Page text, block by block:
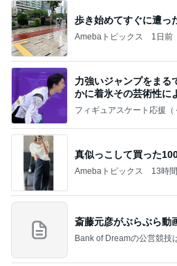
歩き始めてすぐに遭っ
Amebaトピックス 1日前
力強いジャンプをまる
かに着氷その芸術性に
なす
フィギュアスケート応援（
真似っこして買った
Amebaトピックス 13時
斎藤元彦がぶらぶら動
Bank of Dreamの公営競技